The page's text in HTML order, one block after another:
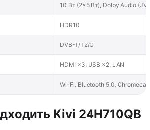
10 Вт (2×5 Вт), Dolby Audio
HDR10
DVB-T/T2/C
HDMI ×3, USB ×2, LAN
Wi-Fi, Bluetooth 5.0,
Kivi 24H710QB